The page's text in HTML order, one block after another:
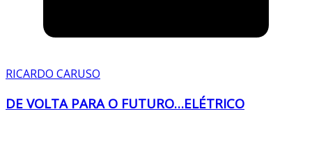
RICARDO CARUSO
DE VOLTA PARA O FUTURO…ELÉTRICO